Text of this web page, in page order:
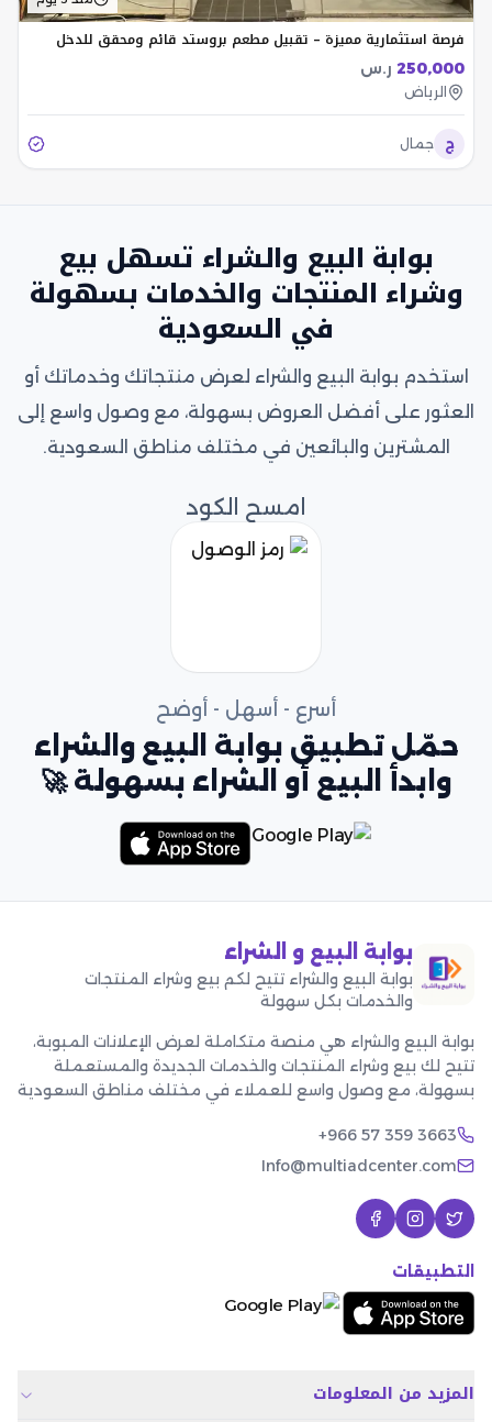
فرصة استثمارية مميزة – تقبيل مطعم بروستد قائم ومحقق للدخل
250,000 ر.س
الرياض
ج جمال
بوابة البيع والشراء تسهل بيع
وشراء المنتجات والخدمات بسهولة
في السعودية
استخدم بوابة البيع والشراء لعرض منتجاتك وخدماتك أو
العثور على أفضل العروض بسهولة، مع وصول واسع إلى
المشترين والبائعين في مختلف مناطق السعودية.
امسح الكود
أسرع - أسهل - أوضح
حمّل تطبيق بوابة البيع والشراء
وابدأ البيع أو الشراء بسهولة 🚀
بوابة البيع و الشراء
بوابة البيع والشراء تتيح لكم بيع وشراء المنتجات
والخدمات بكل سهولة
بوابة البيع والشراء هي منصة متكاملة لعرض الإعلانات المبوبة،
تتيح لك بيع وشراء المنتجات والخدمات الجديدة والمستعملة
بسهولة، مع وصول واسع للعملاء في مختلف مناطق السعودية
+966 57 359 3663
Info@multiadcenter.com
التطبيقات
المزيد من المعلومات